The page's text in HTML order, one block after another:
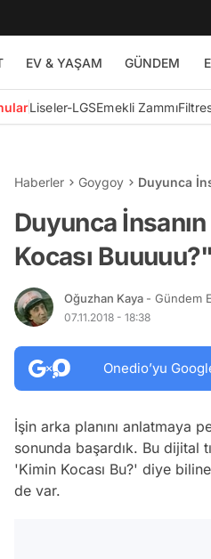
EV & YAŞAM GÜNDEM
Liseler-LGSEmekli Zammı
Haberler Goygoy Duyunca
Duyunca
Kocası Buuuuu?"
Oğuzhan Kaya - Gündem
07.11.2018 - 18:38
Onedio’yu
İşin arka planını anlatmaya
sonunda başardık. Bu dijital
'Kimin Kocası Bu?' diye
de var.